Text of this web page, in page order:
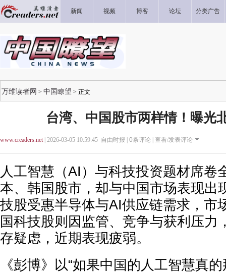
新闻 视频 博客 论坛 分类广告
万维读者网 > 中国瞭望 > 正文
台湾、中国股市两样情！曝光
www.creaders.net| 2026-03-05 10:59:45 自由时报 | 0条评论 | 查看/发表评论
人工智慧（AI）与科技投资题材席卷
本、韩国股市，却与中国市场表现出
技股受惠半导体与AI供应链需求，市
国科技股则因监管、竞争与获利压力
存疑虑，近期表现疲弱。
《彭博》以“如果中国的人工智慧真